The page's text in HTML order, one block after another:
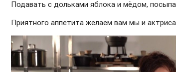
Подавать с дольками яблока и мёдом,
Приятного аппетита желаем вам мы и